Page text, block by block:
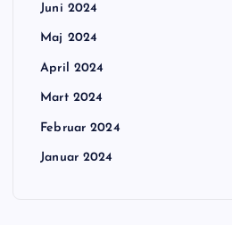
Juni 2024
Maj 2024
April 2024
Mart 2024
Februar 2024
Januar 2024